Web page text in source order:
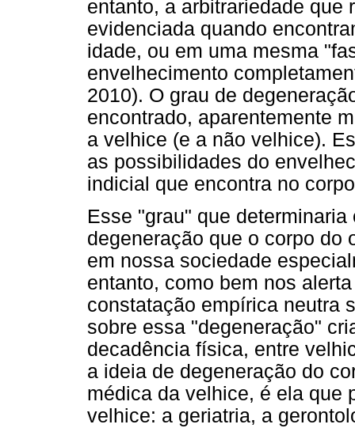
entanto, a arbitrariedade que
evidenciada quando
idade, ou em uma mesma
envelhecimento
2010). O grau de
encontrado, aparentemente
a velhice (e a não velhice).
as possibilidades do
indicial que encontra no
Esse "grau" que
degeneração que o corpo do
em nossa sociedade
entanto, como bem nos
constatação empírica neutra
sobre essa "degeneração"
decadência física, entre
a ideia de degeneração do
médica da velhice, é ela que
velhice: a geriatria, a